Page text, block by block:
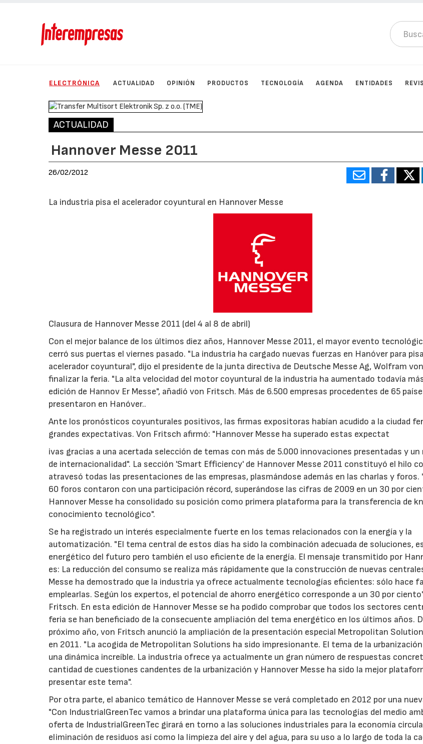
ELECTRÓNICA ACTUALIDAD OPINIÓN PRODUCTOS TECNOLOGÍA AGENDA ENTIDADES
ACTUALIDAD
Hannover Messe 2011
26/02/2012
La industria pisa el acelerador coyuntural en Hannover Messe
Clausura de Hannover Messe 2011 (del 4 al 8 de abril)
Con el mejor balance de los últimos diez años, Hannover Messe 2011, el mayor evento
cerró sus puertas el viernes pasado. "La industria ha cargado nuevas fuerzas en Hanóver para
acelerador coyuntural", dijo el presidente de la junta directiva de Deutsche Messe Ag, Wolfram
finalizar la feria. "La alta velocidad del motor coyuntural de la industria ha aumentado todavía
edición de Hannov Er Messe", añadió von Fritsch. Más de 6.500 empresas procedentes de 65
presentaron en Hanóver..
Ante los pronósticos coyunturales positivos, las firmas expositoras habían acudido a la ciudad
grandes expectativas. Von Fritsch afirmó: "Hannover Messe ha superado estas expectat
ivas gracias a una acertada selección de temas con más de 5.000 innovaciones presentadas y un
de internacionalidad". La sección 'Smart Efficiency' de Hannover Messe 2011 constituyó el hilo
atravesó todas las presentaciones de las empresas, plasmándose además en las charlas y foros.
60 foros contaron con una participación récord, superándose las cifras de 2009 en un 30 por
Hannover Messe ha consolidado su posición como primera plataforma para la transferencia de
conocimiento tecnológico".
Se ha registrado un interés especialmente fuerte en los temas relacionados con la energía y la
automatización. "El tema central de estos días ha sido la combinación adecuada de soluciones,
energético del futuro pero también el uso eficiente de la energía. El mensaje transmitido por
es: La reducción del consumo se realiza más rápidamente que la construcción de nuevas
Messe ha demostrado que la industria ya ofrece actualmente tecnologías eficientes: sólo hace
emplearlas. Según los expertos, el potencial de ahorro energético corresponde a un 30 por
Fritsch. En esta edición de Hannover Messe se ha podido comprobar que todos los sectores
feria se han beneficiado de la consecuente ampliación del tema energético en los últimos años.
próximo año, von Fritsch anunció la ampliación de la presentación especial Metropolitan
en 2011. "La acogida de Metropolitan Solutions ha sido impresionante. El tema de la
una dinámica increíble. La industria ofrece ya actualmente un gran número de respuestas
cantidad de cuestiones candentes de la urbanización y Hannover Messe ha sido la mejor
presentar este tema".
Por otra parte, el abanico temático de Hannover Messe se verá completado en 2012 por una
"Con IndustrialGreenTec vamos a brindar una plataforma única para las tecnologías del medio
oferta de IndustrialGreenTec girará en torno a las soluciones industriales para la economía
eliminación de residuos así como la limpieza del aire y del agua, para su uso a lo largo de toda la
21/07/2026